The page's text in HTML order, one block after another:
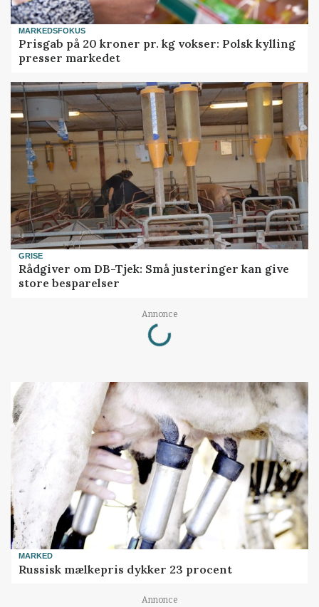
MARKEDSFOKUS
Prisgab på 20 kroner pr. kg vokser: Polsk kylling
presser markedet
GRISE
Rådgiver om DB-Tjek: Små justeringer kan give
store besparelser
Annonce
Loading...
MARKED
Russisk mælkepris dykker 23 procent
Annonce